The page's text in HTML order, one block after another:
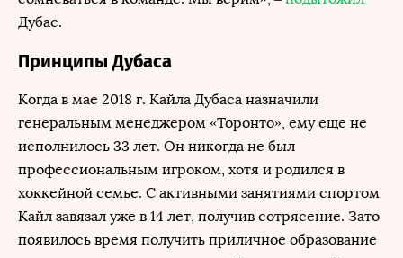
Дубас.
Принципы Дубаса
Когда в мае 2018 г. Кайла Дубаса назначили
генеральным менеджером «Торонто», ему еще не
исполнилось 33 лет. Он никогда не был
профессиональным игроком, хотя и родился в
хоккейной семье. С активными занятиями спортом
Кайл завязал уже в 14 лет, получив сотрясение. Зато
появилось время получить приличное образование